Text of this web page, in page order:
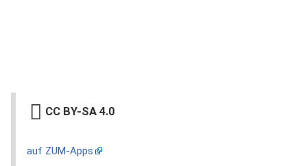
CC BY-SA 4.0
auf ZUM-Apps